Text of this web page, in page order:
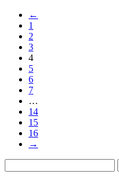
←
1
2
3
4
5
6
7
…
14
15
16
→
efter: